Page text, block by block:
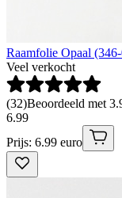
Raamfolie Opaal
Veel verkocht
(32)Beoordeeld met
6.99
Prijs: 6.99 euro